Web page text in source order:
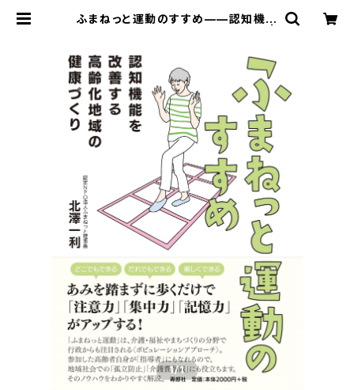
ふまねっと運動のすすめ——認知機能
1/1